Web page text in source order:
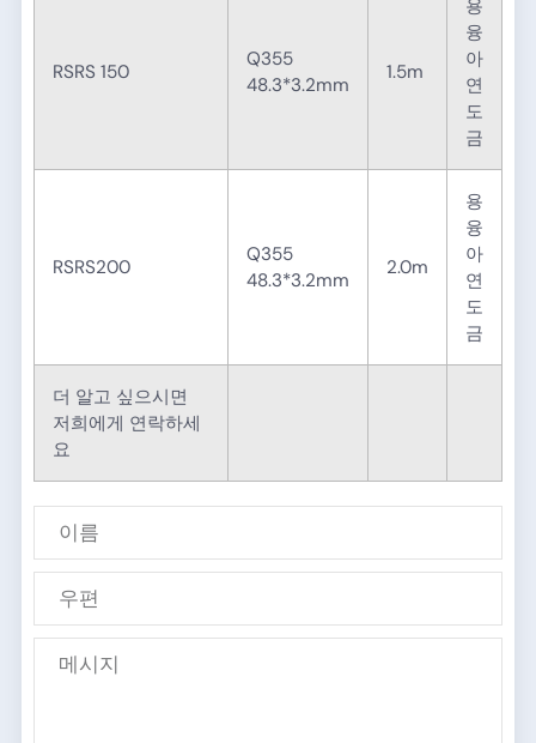
RSRS 150
Q355
48.3*3.2mm
1.5m
용
융
아
연
도
금
RSRS200
Q355
48.3*3.2mm
2.0m
용
융
아
연
도
금
더 알고 싶으시면
저희에게 연락하세
요